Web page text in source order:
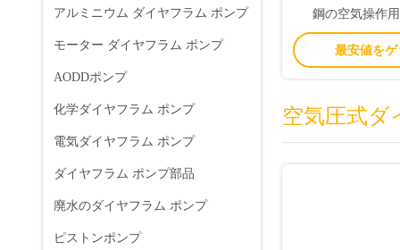
アルミニウム ダイヤフラム ポンプ
モーター ダイヤフラム ポンプ
AODDポンプ
化学ダイヤフラム ポンプ
電気ダイヤフラム ポンプ
ダイヤフラム ポンプ部品
廃水のダイヤフラム ポンプ
ピストンポンプ
鋼の空気操作
最安値を
空気圧式